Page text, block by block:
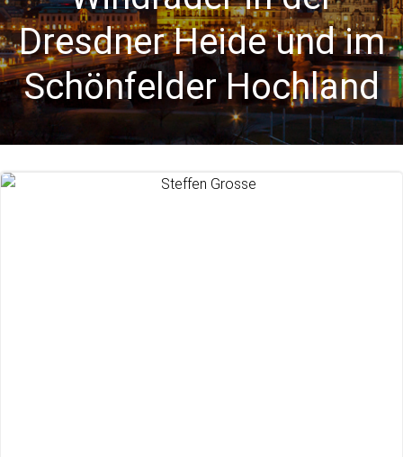
Dresdner Heide und im
Schönfelder Hochland